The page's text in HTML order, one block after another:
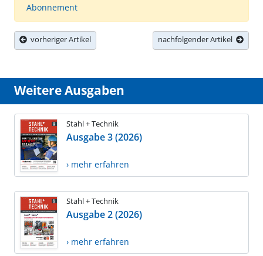
Abonnement
vorheriger Artikel nachfolgender Artikel
Weitere Ausgaben
Stahl + Technik
Ausgabe 3 (2026)
› mehr erfahren
Stahl + Technik
Ausgabe 2 (2026)
› mehr erfahren